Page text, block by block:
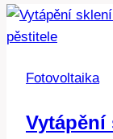
Fotovoltaika